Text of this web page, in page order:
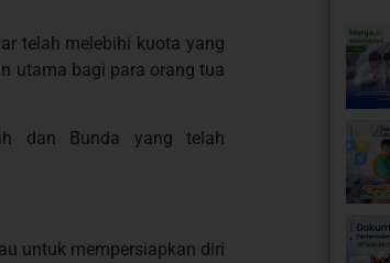
telah melebihi kuota yang
utama bagi para orang tua
dan Bunda yang telah
untuk mempersiapkan diri